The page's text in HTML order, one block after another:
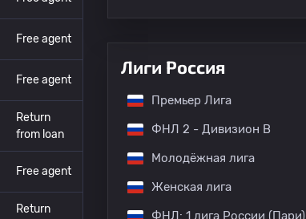
Free agent
Free agent
Return
from loan
Free agent
Return
Лиги Россия
Премьер Лига
ФНЛ 2 - Дивизион B
Молодёжная лига
Женская лига
ФНЛ: 1 лига России (Пари)